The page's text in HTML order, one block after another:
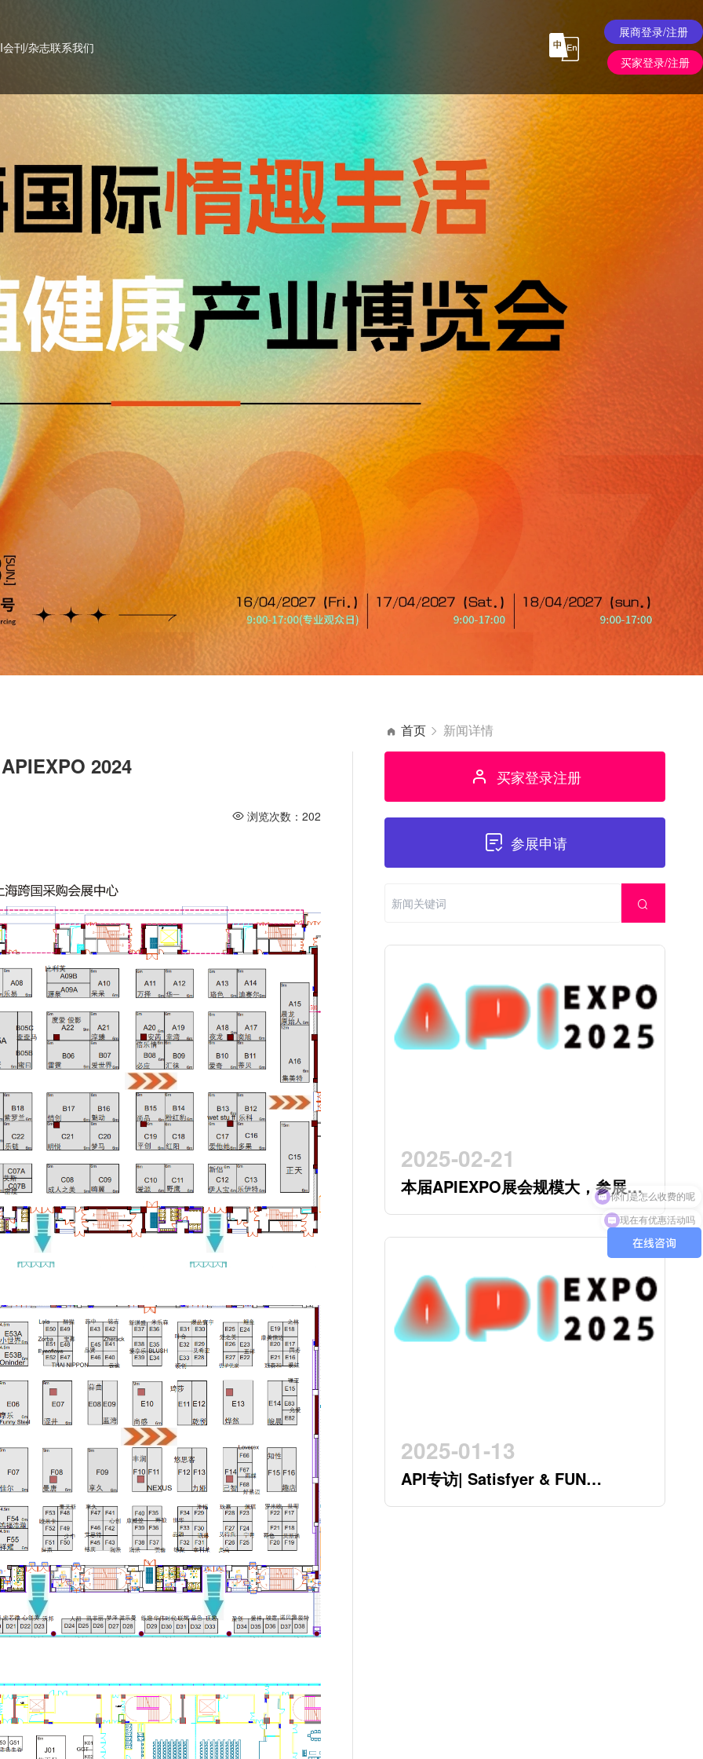
会刊/杂志联系我们
展商登录/注册
买家登录/注册
首页 新闻详情
2024
浏览次数： 202
买家登录注册
参展申请
2025-02-21
本届APIEXPO展会规模大，参展企
业多，参观观众多，看展时间紧，
怎么办？
2025-01-13
API专访| Satisfyer & FUN
FACTORY 开创行业新时代的德系
现在有优惠活动吗